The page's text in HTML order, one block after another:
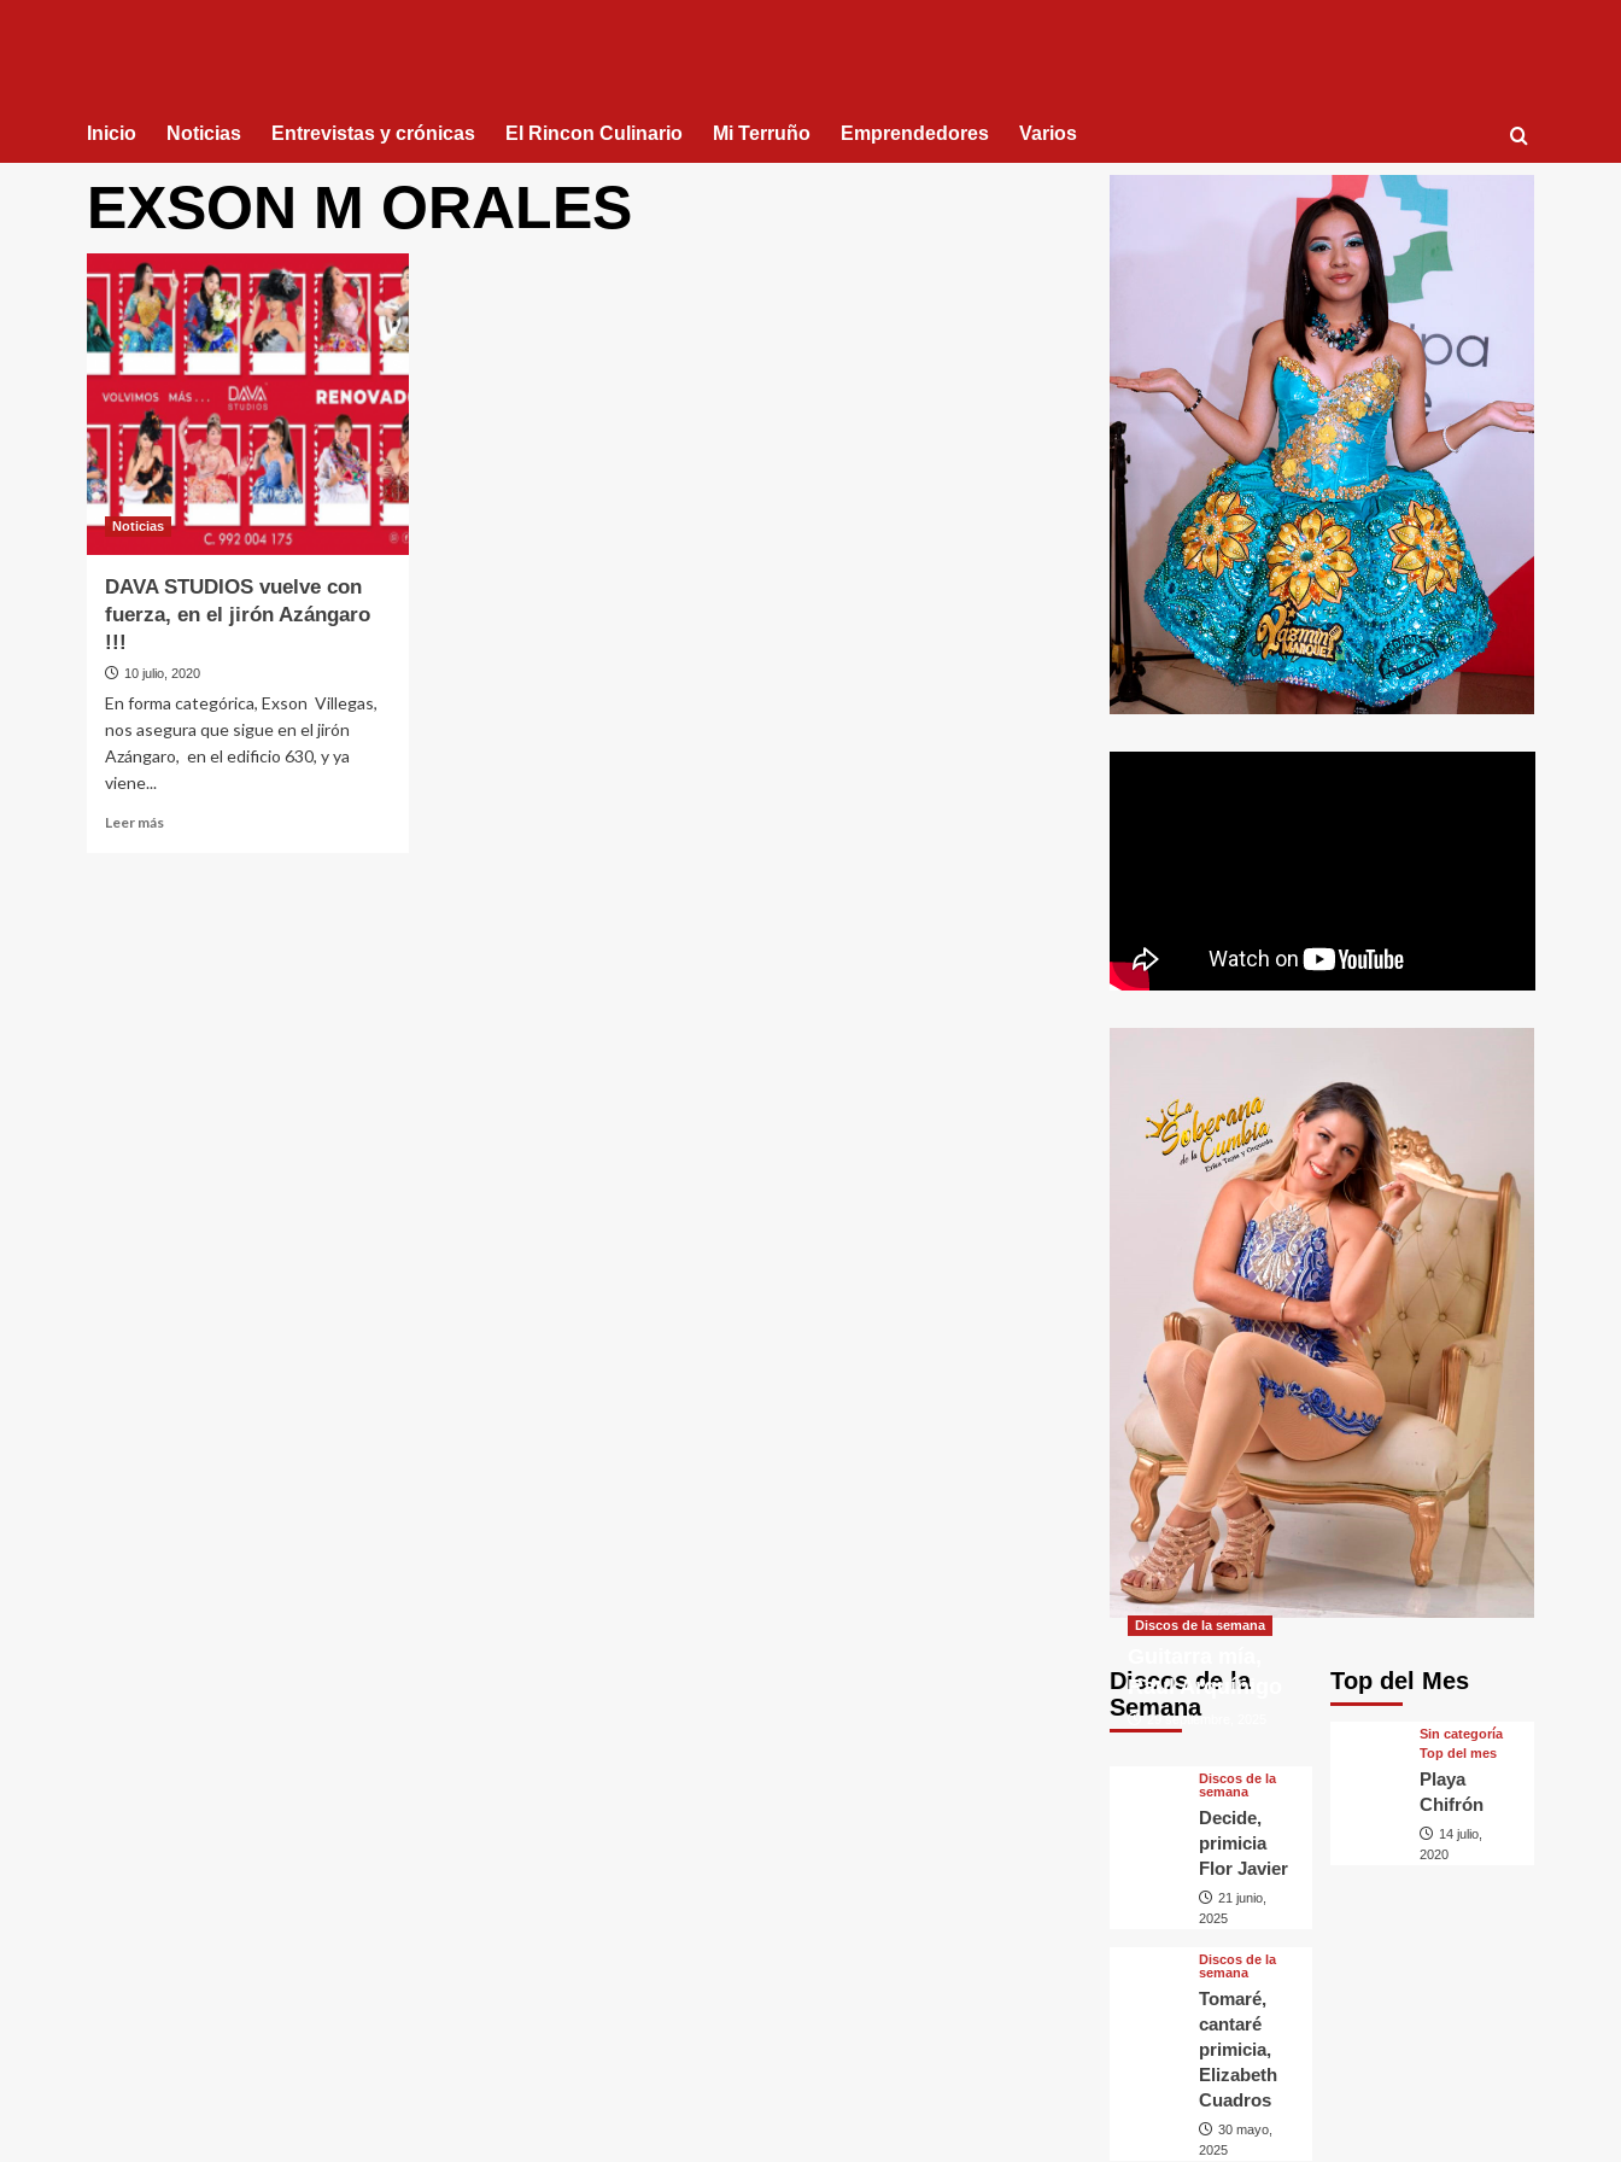
Inicio Noticias Entrevistas y crónicas El Rincon Culinario Mi Terruño Emprendedores Varios
EXSON M ORALES
Noticias
DAVA STUDIOS vuelve con
fuerza, en el jirón Azángaro
!!!
10 julio, 2020
En forma categórica, Exson Villegas,
nos asegura que sigue en el jirón
Azángaro, en el edificio 630, y ya
viene...
Leer más
Discos de la
Semana
Discos de la semana
Raul Arquínigo
29 septiembre, 2025
Discos de la
semana
Decide,
primicia
Flor Javier
21 junio,
2025
Discos de la
semana
Tomaré,
cantaré
primicia,
Elizabeth
Cuadros
30 mayo,
2025
Top del Mes
Sin categorí­a
Top del mes
Playa
Chifrón
14 julio,
2020